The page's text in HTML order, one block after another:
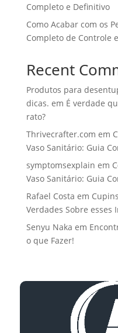
Completo e Definitivo
Como Acabar com os
Completo de Controle
Recent
Produtos para
dicas. em É verdade
rato?
Thrivecrafter.com em
Vaso Sanitário: Guia
symptomsexplain em
Vaso Sanitário: Guia
Rafael Costa em
Verdades Sobre esses
Senyu Naka em
o que Fazer!